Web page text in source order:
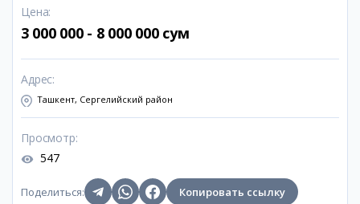
Цена:
3 000 000 - 8 000 000 сум
Адрес:
Ташкент, Сергелийский район
Просмотр:
547
Поделиться: Копировать ссылку